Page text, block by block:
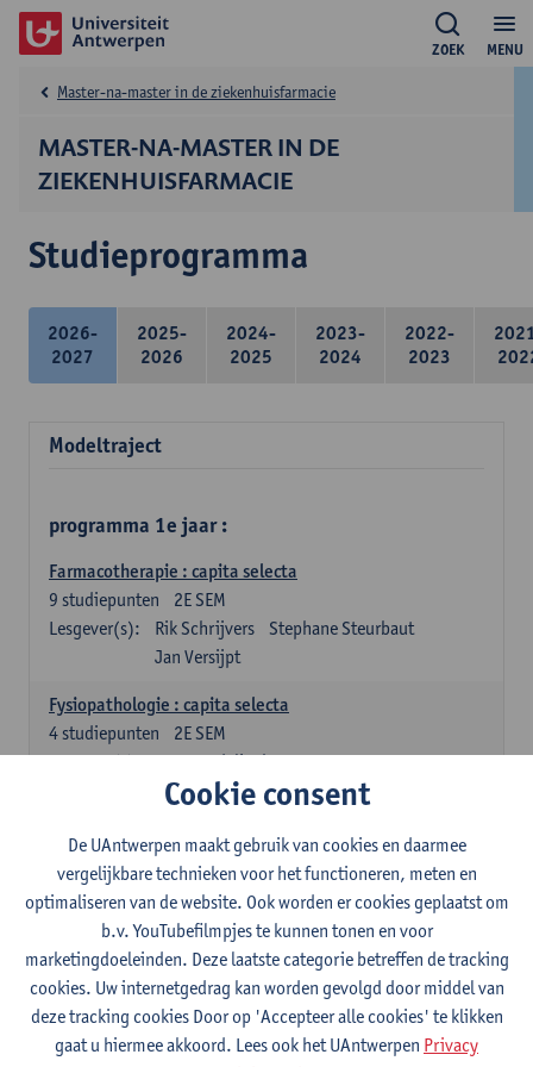
MENU
ZOEK
MASTER-NA-MASTER IN DE
ZIEKENHUISFARMACIE
Master-na-master in de ziekenhuisfarmacie
Studieprogramma
2026-
2027
2025-
2026
2024-
2025
2023-
2024
2022-
2023
Modeltraject
programma 1e jaar :
Farmacotherapie : capita selecta
2E SEM
9 studiepunten
Lesgever(s):
Rik Schrijvers
Stephane Steurbaut
Jan Versijpt
Fysiopathologie : capita selecta
2E SEM
4studiepunten
Lesgever(s):
Inge Derdelinckx Joost Wauters
Organisatie en beheer van de ziekenhuisapotheek deel 1
1E SEM
studiepunten
Lesgever(s):
Annemie Somers Jens Van Krieken
Ziekenhuishygiëne
2E SEM
studiepunten
Lesgever(s):
Isabel Leroux-Roels Stefanie Desmet
Farmaceutische technologie voor het ziekenhuis
2E SEM
4studiepunten
Cookie consent
De UAntwerpen maakt gebruik van cookies en daarmee
vergelijkbare technieken voor het functioneren, meten en
optimaliseren van de website. Ook worden er cookies geplaatst om
b.v. YouTubefilmpjes te kunnen tonen en voor
marketingdoeleinden. Deze laatste categorie betreffen de tracking
cookies. Uw internetgedrag kan worden gevolgd door middel van
deze tracking cookies Door op 'Accepteer alle cookies' te klikken
gaat u hiermee akkoord. Lees ook het UAntwerpen Privacy